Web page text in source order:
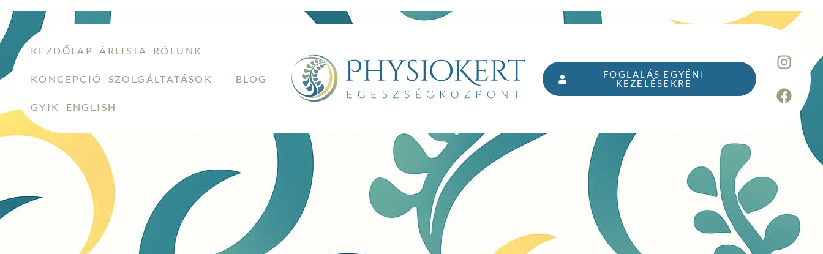
KEZDŐLAP ÁRLISTA RÓLUNK
KONCEPCIÓ SZOLGÁLTATÁSOK BLOG
GYIK ENGLISH
FOGLALÁS EGYÉNI
KEZELÉSEKRE